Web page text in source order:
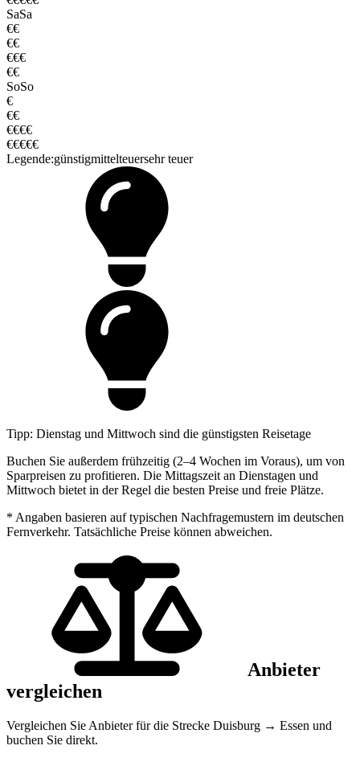
SaSa
€€
€€
€€€
€€
SoSo
€
€€
€€€€
€€€€€
Legende:günstigmittelteuersehr teuer
Tipp: Dienstag und Mittwoch sind die günstigsten Reisetage
Buchen Sie außerdem frühzeitig (2–4 Wochen im Voraus), um von
Sparpreisen zu profitieren. Die Mittagszeit an Dienstagen und
Mittwoch bietet in der Regel die besten Preise und freie Plätze.
* Angaben basieren auf typischen Nachfragemustern im deutschen
Fernverkehr. Tatsächliche Preise können abweichen.
Anbieter
vergleichen
Vergleichen Sie Anbieter für die Strecke Duisburg → Essen und
buchen Sie direkt.